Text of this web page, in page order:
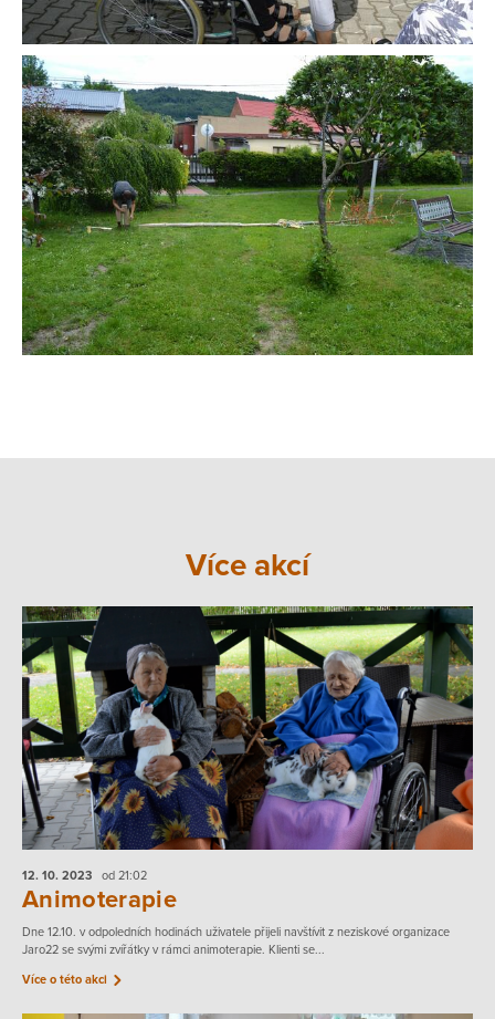
Více akcí
12. 10. 2023 od 21:02
Animoterapie
Dne 12.10. v odpoledních hodinách uživatele přijeli navštívit z neziskové organizace
Jaro22 se svými zvířátky v rámci animoterapie. Klienti se...
Více o této akci